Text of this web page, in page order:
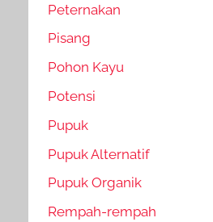
Peternakan
Pisang
Pohon Kayu
Potensi
Pupuk
Pupuk Alternatif
Pupuk Organik
Rempah-rempah